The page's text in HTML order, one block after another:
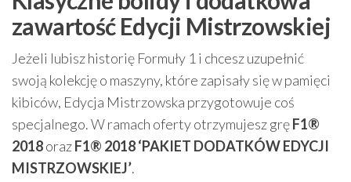
zawartość Edycji Mistrzowskiej
Jeżeli lubisz historię Formuły 1 i chcesz uzupełnić
swoją kolekcję o maszyny, które zapisały się w pamięci
kibiców, Edycja Mistrzowska przygotowuje coś
specjalnego. W ramach oferty otrzymujesz gręF1®
2018orazF1® 2018 ‘PAKIET DODATKÓW EDYCJI
MISTRZOWSKIEJ’.